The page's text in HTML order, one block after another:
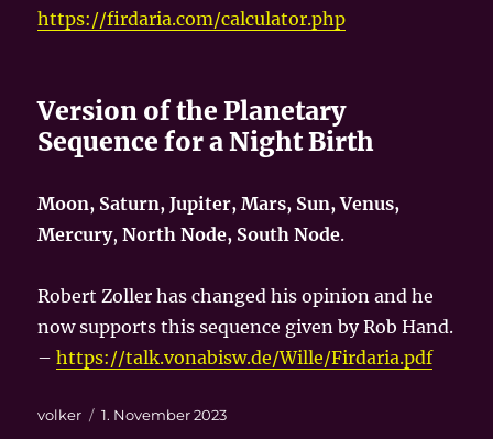
https://firdaria.com/calculator.php
Version of the Planetary
Sequence for a Night Birth
Moon, Saturn, Jupiter, Mars, Sun, Venus,
Mercury,North Node, South Node.
Robert Zoller has changed his opinion and he
now supports this sequence given by Rob Hand.
–https://talk.vonabisw.de/Wille/Firdaria.pdf
Autor
volker
Veröffentlicht
1. November 2023